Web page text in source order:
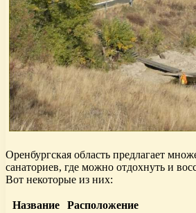
Оренбургская область предлагает
санаториев, где можно отдохнуть и
Вот некоторые из них:
Название Расположение